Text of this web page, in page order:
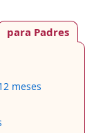
para Padres
meses